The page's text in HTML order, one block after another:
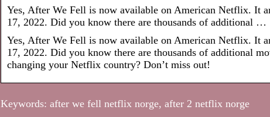
Yes, After We Fell is now available on American Netflix. It
17, 2022. Did you know there are thousands of additional …
Yes, After We Fell is now available on American Netflix. It
17, 2022. Did you know there are thousands of additional
changing your Netflix country? Don’t miss out!
Keywords: after we fell netflix norge, after 2 netflix norge